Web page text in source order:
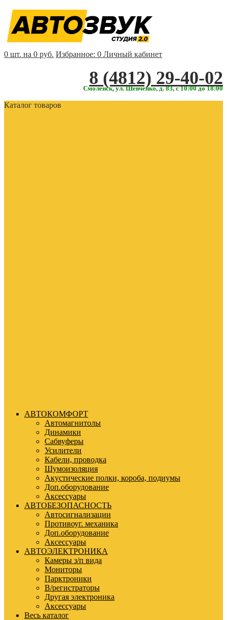
0 шт. на 0 руб. Избранное: 0 Личный кабинет
‎‎8 (4812) 29-40-02
Смоленск, ул. Шевченко, д. 83, с 10:00 до 18:00
Каталог товаров
АВТОКОМФОРТ
Автомагнитолы
Динамики
Сабвуферы
Усилители
Кабели, проводка
Шумоизоляция
Акустические полки, короба, подиумы
Доп.оборудование
Аксессуары
АВТОБЕЗОПАСНОСТЬ
Автосигнализации
Противоуг. механика
Доп.оборудование
Аксессуары
АВТОЭЛЕКТРОНИКА
Камеры з/п вида
Мониторы
Парктроники
В/регистраторы
Другая электроника
Аксессуары
Весь каталог